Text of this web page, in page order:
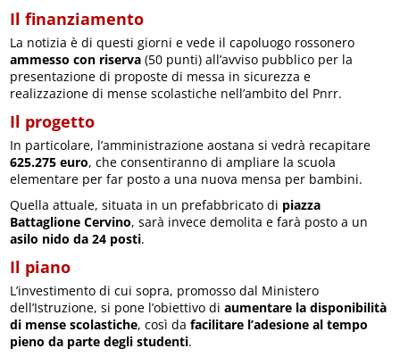
Il finanziamento
La notizia è di questi giorni e vede il capoluogo rossonero
ammesso con riserva (50 punti) all’avviso pubblico per la
presentazione di proposte di messa in sicurezza e
realizzazione di mense scolastiche nell’ambito del Pnrr.
Il progetto
In particolare, l’amministrazione aostana si vedrà recapitare
625.275 euro, che consentiranno di ampliare la scuola
elementare per far posto a una nuova mensa per bambini.
Quella attuale, situata in un prefabbricato di piazza
Battaglione Cervino, sarà invece demolita e farà posto a un
asilo nido da 24 posti.
Il piano
L’investimento di cui sopra, promosso dal Ministero
dell’Istruzione, si pone l’obiettivo diaumentare la disponibilità
di mense scolastiche, così dafacilitare l’adesione al tempo
pieno da parte degli studenti.